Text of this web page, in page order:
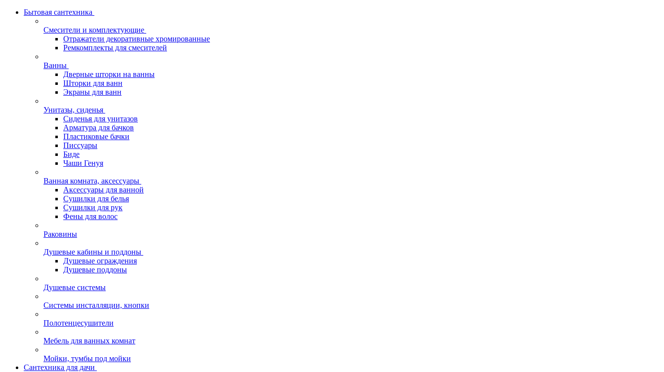
Бытовая сантехника
Смесители и комплектующие
Отражатели декоративные хромированные
Ремкомплекты для смесителей
Ванны
Дверные шторки на ванны
Шторки для ванн
Экраны для ванн
Унитазы, сиденья
Сиденья для унитазов
Арматура для бачков
Пластиковые бачки
Писсуары
Биде
Чаши Генуя
Ванная комната, аксессуары
Аксессуары для ванной
Сушилки для белья
Сушилки для рук
Фены для волос
Раковины
Душевые кабины и поддоны
Душевые ограждения
Душевые поддоны
Душевые системы
Системы инсталляции, кнопки
Полотенцесушители
Мебель для ванных комнат
Мойки, тумбы под мойки
Сантехника для дачи